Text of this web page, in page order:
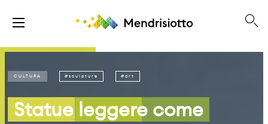
CULTURA sculpture art
Statue leggere come